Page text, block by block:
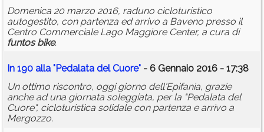
Domenica 20 marzo 2016, raduno cicloturistico
autogestito, con partenza ed arrivo a Baveno presso il
Centro Commerciale Lago Maggiore Center, a cura di
funtos bike.
In 190 alla "Pedalata del Cuore" - 6 Gennaio 2016 - 17:38
Un ottimo riscontro, oggi giorno dell'Epifania, grazie
anche ad una giornata soleggiata, per la "Pedalata del
Cuore", cicloturistica solidale con partenza e arrivo a
Mergozzo.